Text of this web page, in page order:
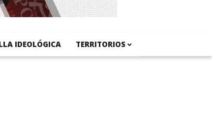
IDEOLÓGICA TERRITORIOS